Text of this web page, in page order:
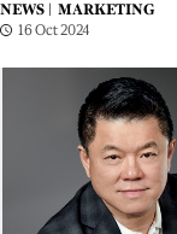
NEWS |
MARKETING
16 Oct 2024